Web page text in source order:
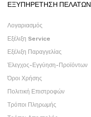
ΕΞΥΠΗΡΕΤΗΣΗ ΠΕΛΑΤΩΝ
Λογαριασμός
Εξέλιξη Service
Εξέλιξη Παραγγελίας
Έλεγχος-Εγγύηση-Προϊόντων
Όροι Χρήσης
Πολιτική Επιστροφών
Τρόποι Πληρωμής